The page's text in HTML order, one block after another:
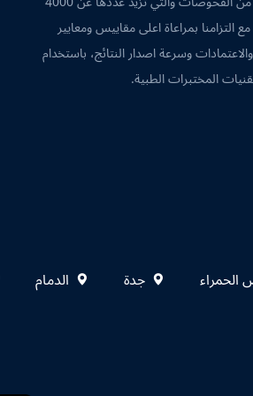
بمراعاة اعلى مقاييس ومعايير
وسرعة اصدار النتائج، باستخدام
المختبرات الطبية.
الحمراء جدة الدمام